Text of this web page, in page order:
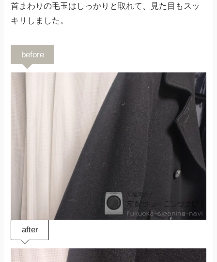
首まわりの毛玉はしっかりと取れて、見た目もスッ
キリしました。
before
after